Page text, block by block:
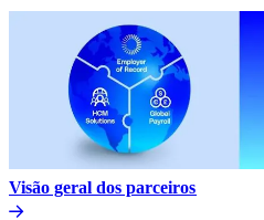
Visão geral dos parceiros​​